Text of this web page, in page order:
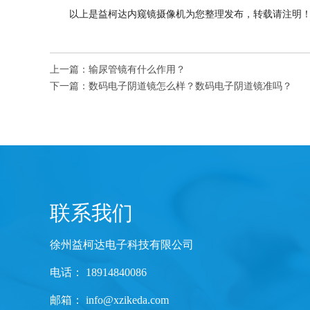
以上是益柯达内窥镜摄像机为您整理发布，转载请注明
上一篇： 输尿管镜有什么作用？
下一篇： 数码电子阴道镜怎么样？数码电子阴道镜准吗？
联系我们
徐州益柯达电子科技有限公司
电话： 18914840086
邮箱： info@xzikeda.com